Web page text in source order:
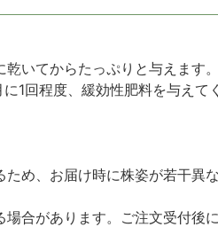
いてからたっぷりと与えます
1回程度、緩効性肥料を与えて
め、お届け時に株姿が若干異
合があります。ご注文受付後